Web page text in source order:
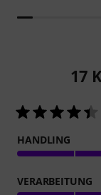
17
HANDLING
VERARBEITUNG